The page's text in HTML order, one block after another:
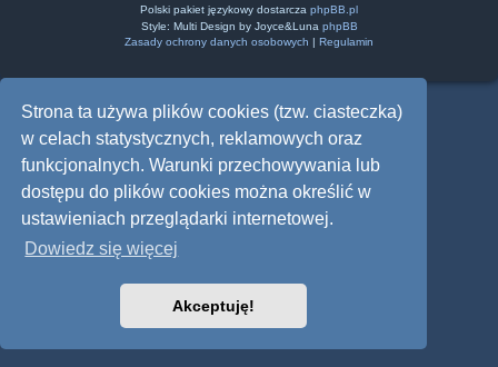
Strona ta używa plików cookies (tzw. ciasteczka)
w celach statystycznych, reklamowych oraz
funkcjonalnych. Warunki przechowywania lub
dostępu do plików cookies można określić w
ustawieniach przeglądarki internetowej.
Dowiedz się więcej
Akceptuję!
Polski pakiet językowy dostarcza phpBB.pl
Style: Multi Design by Joyce&Luna phpBB
Zasady ochrony danych osobowych | Regulamin